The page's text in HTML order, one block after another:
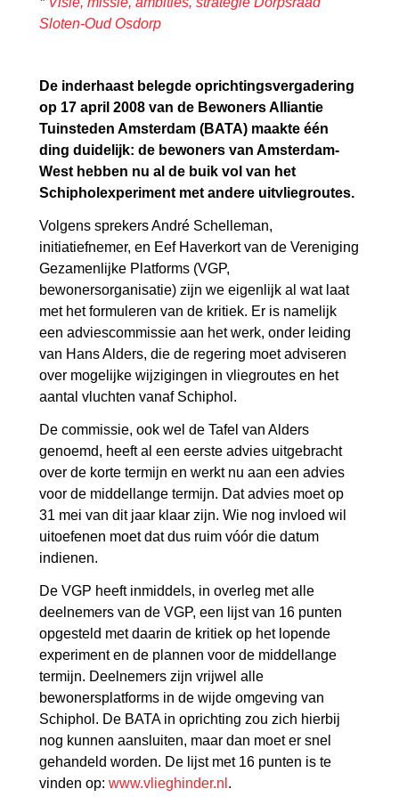
Sloten-Oud Osdorp
De inderhaast belegde oprichtingsvergadering
op 17 april 2008 van de Bewoners Alliantie
Tuinsteden Amsterdam (BATA) maakte één
ding duidelijk: de bewoners van Amsterdam-
West hebben nu al de buik vol van het
Schipholexperiment met andere uitvliegroutes.
Volgens sprekers André Schelleman,
initiatiefnemer, en Eef Haverkort van de Vereniging
Gezamenlijke Platforms (VGP,
bewonersorganisatie) zijn we eigenlijk al wat laat
met het formuleren van de kritiek. Er is namelijk
een adviescommissie aan het werk, onder leiding
van Hans Alders, die de regering moet adviseren
over mogelijke wijzigingen in vliegroutes en het
aantal vluchten vanaf Schiphol.
De commissie, ook wel de Tafel van Alders
genoemd, heeft al een eerste advies uitgebracht
over de korte termijn en werkt nu aan een advies
voor de middellange termijn. Dat advies moet op
31 mei van dit jaar klaar zijn. Wie nog invloed wil
uitoefenen moet dat dus ruim vóór die datum
indienen.
De VGP heeft inmiddels, in overleg met alle
deelnemers van de VGP, een lijst van 16 punten
opgesteld met daarin de kritiek op het lopende
experiment en de plannen voor de middellange
termijn. Deelnemers zijn vrijwel alle
bewonersplatforms in de wijde omgeving van
Schiphol. De BATA in oprichting zou zich hierbij
nog kunnen aansluiten, maar dan moet er snel
gehandeld worden. De lijst met 16 punten is te
vinden op:www.vlieghinder.nl .